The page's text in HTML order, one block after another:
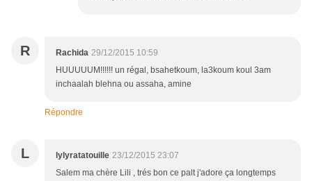
R Rachida 29/12/2015 10:59
HUUUUUM!!!!!! un régal, bsahetkoum, la3koum koul 3am
inchaalah blehna ou assaha, amine
Répondre
L lylyratatouille 23/12/2015 23:07
Salem ma chère Lili , trés bon ce palt j'adore ça longtemps